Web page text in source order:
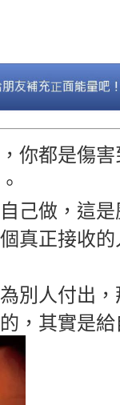
你都是傷
己做，這
真正接收
別人付出
，其實是給